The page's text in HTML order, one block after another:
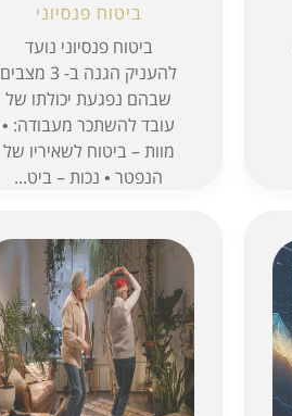
ביטוח פנסיוני
ביטוח פנסיוני נועד
להעניק הגנה ב- 3 מצבים
שבהם נפגעת יכולתו של
עובד להשתכר מעבודה: •
מוות – ביטוח לשאיריו של
הנפטר • נכות – ביט...